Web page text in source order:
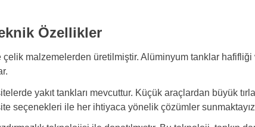
Özellikler
malzemelerden üretilmiştir. Alüminyum tanklar hafifliği
yakıt tankları mevcuttur. Küçük araçlardan büyük
seçenekleri ile her ihtiyaca yönelik çözümler